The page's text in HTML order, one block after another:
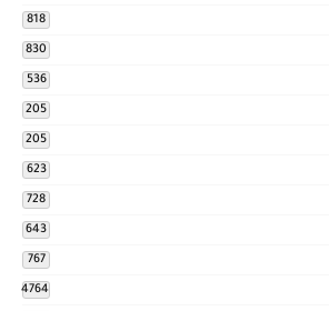
818
830
536
205
205
623
728
643
767
4764